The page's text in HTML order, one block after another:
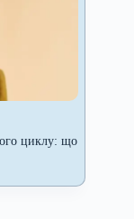
циклу: що